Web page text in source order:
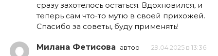
сразу захотелось остаться. Вдохновился, и
теперь сам что-то мутю в своей прихожей.
Спасибо за советы, буду применять!
Милана Фетисова автор 29.04.2025 в 13:36